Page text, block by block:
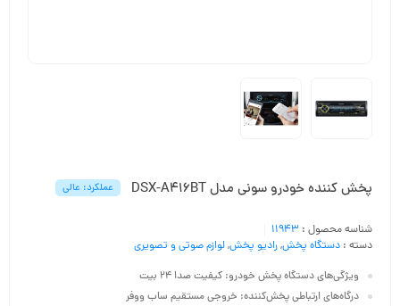
پخش کننده خودرو سونی مدل DSX-A416BT عملکرد: عالی
شناسه محصول : 11943
دسته : دستگاه پخش,رادیو پخش,لوازم صوتی و تصویری
ویژگی‌های دستگاه پخش خودرو: کیفیت صدا ۲۴ بیت
درگاه‌های ارتباطی پخش‌کننده: خروجی مستقیم ساب ووفر